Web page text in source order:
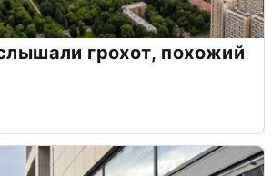
грохот, похожий